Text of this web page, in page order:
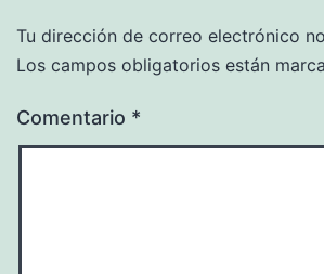
Tu dirección de correo electrónico
Los campos obligatorios están
Comentario *